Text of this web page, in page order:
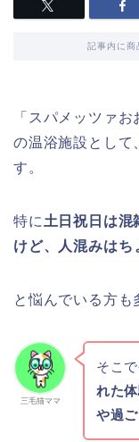
記事内に商
「スパメッツァ
の温浴施設として
す。
特に 土日祝日は混
けど、人混みはち
と悩んでいる方も
三毛猫ママ
そこ
れた
や過